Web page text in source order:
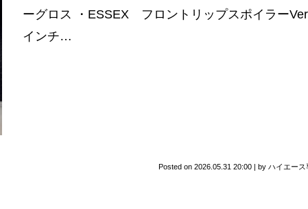
ーグロス ・ESSEX フロントリップスポイラー
インチ…
Posted on 2026.05.31 20:00 | by ハイエース